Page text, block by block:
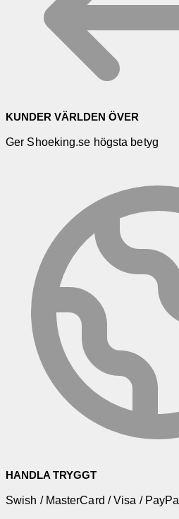
KUNDER VÄRLDEN ÖVER
Ger Shoeking.se högsta betyg
HANDLA TRYGGT
Swish / MasterCard / Visa / PayPal